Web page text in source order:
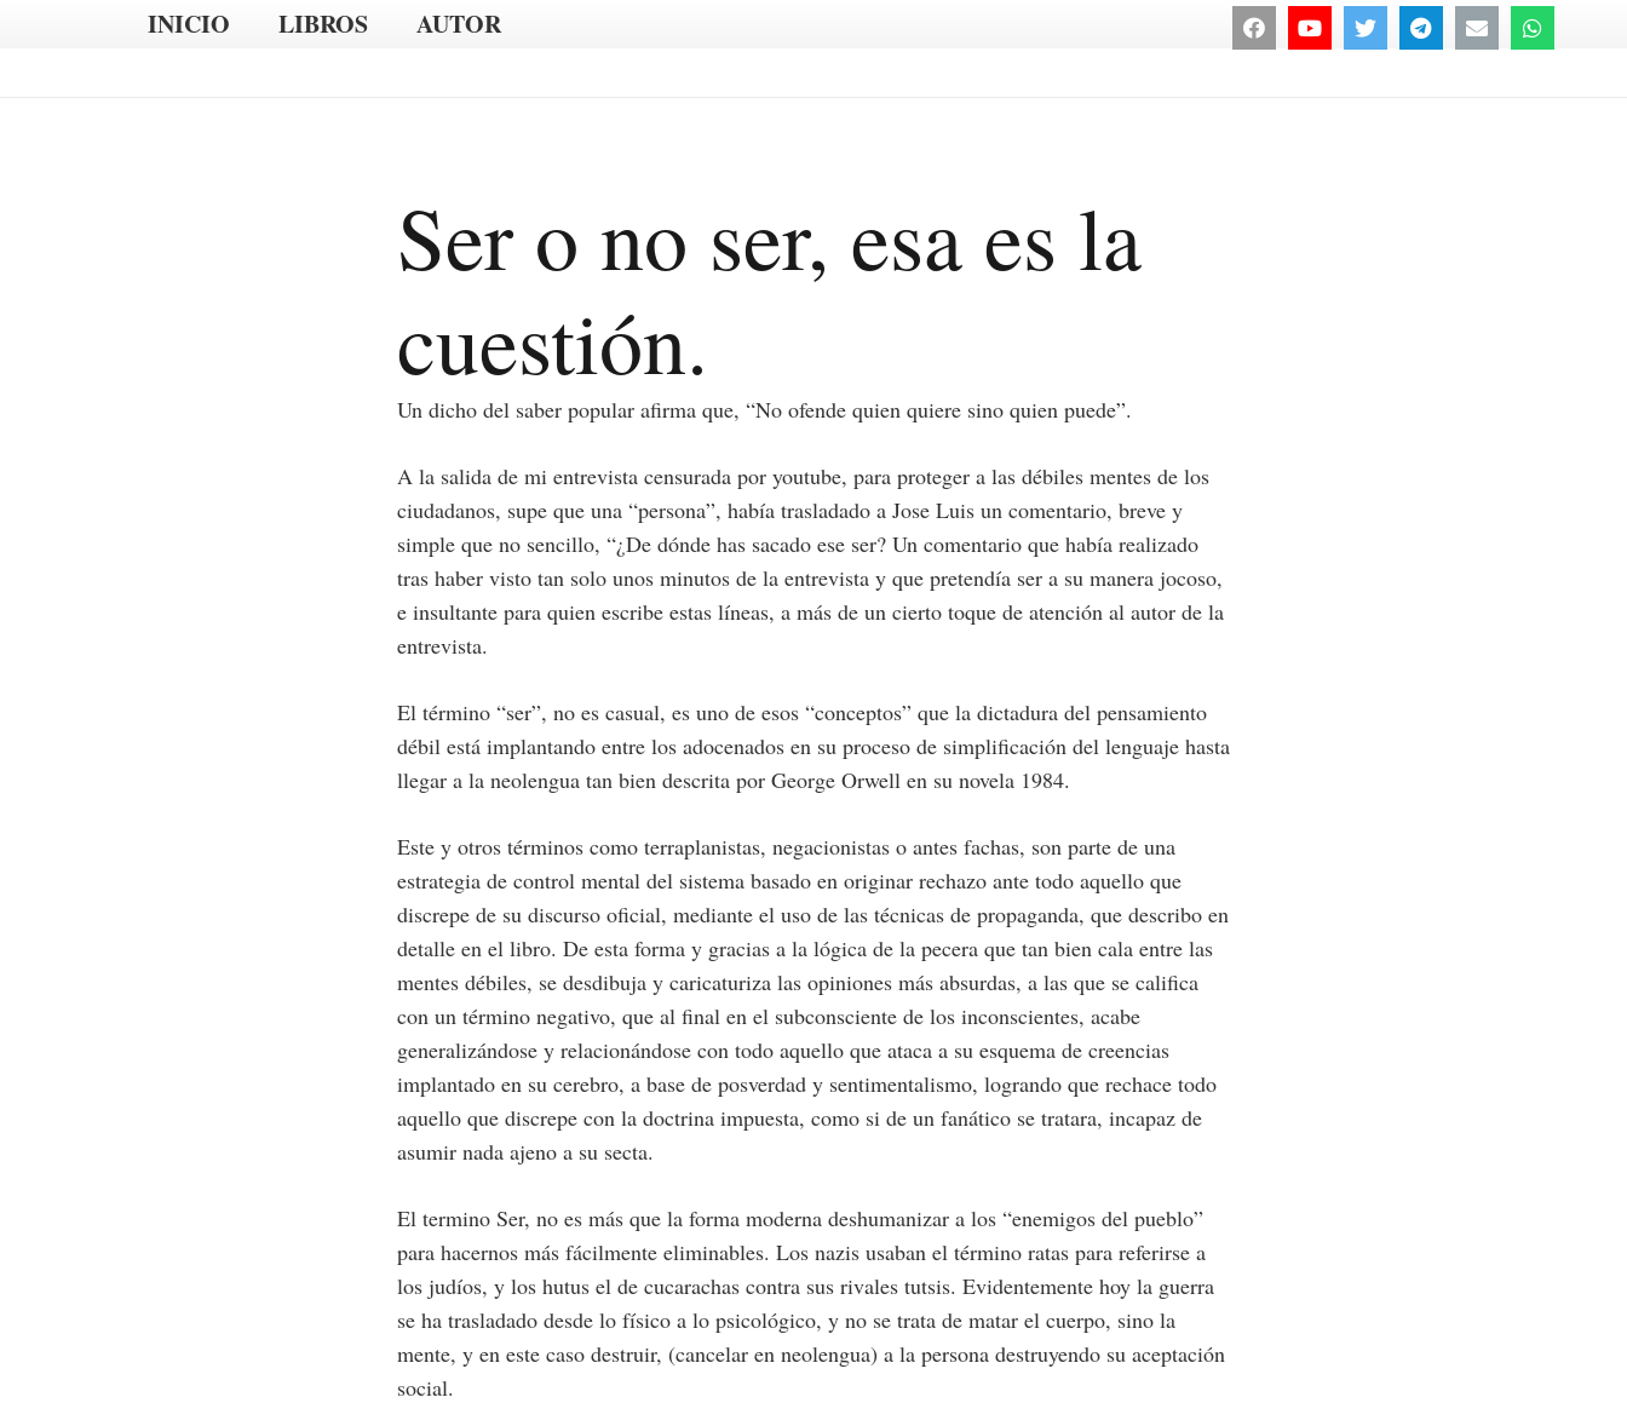
INICIO LIBROS AUTOR
Ser o no ser, esa es la
cuestión.
Un dicho del saber popular afirma que, “No ofende quien quiere sino quien puede”.
A la salida de mi entrevista censurada por youtube, para proteger a las débiles mentes de los
ciudadanos, supe que una “persona”, había trasladado a Jose Luis un comentario, breve y
simple que no sencillo, “¿De dónde has sacado ese ser? Un comentario que había realizado
tras haber visto tan solo unos minutos de la entrevista y que pretendía ser a su manera jocoso,
e insultante para quien escribe estas líneas, a más de un cierto toque de atención al autor de la
entrevista.
El término “ser”, no es casual, es uno de esos “conceptos” que la dictadura del pensamiento
débil está implantando entre los adocenados en su proceso de simplificación del lenguaje hasta
llegar a la neolengua tan bien descrita por George Orwell en su novela 1984.
Este y otros términos como terraplanistas, negacionistas o antes fachas, son parte de una
estrategia de control mental del sistema basado en originar rechazo ante todo aquello que
discrepe de su discurso oficial, mediante el uso de las técnicas de propaganda, que describo en
detalle en el libro. De esta forma y gracias a la lógica de la pecera que tan bien cala entre las
mentes débiles, se desdibuja y caricaturiza las opiniones más absurdas, a las que se califica
con un término negativo, que al final en el subconsciente de los inconscientes, acabe
generalizándose y relacionándose con todo aquello que ataca a su esquema de creencias
implantado en su cerebro, a base de posverdad y sentimentalismo, logrando que rechace todo
aquello que discrepe con la doctrina impuesta, como si de un fanático se tratara, incapaz de
asumir nada ajeno a su secta.
El termino Ser, no es más que la forma moderna deshumanizar a los “enemigos del pueblo”
para hacernos más fácilmente eliminables. Los nazis usaban el término ratas para referirse a
los judíos, y los hutus el de cucarachas contra sus rivales tutsis. Evidentemente hoy la guerra
se ha trasladado desde lo físico a lo psicológico, y no se trata de matar el cuerpo, sino la
mente, y en este caso destruir, (cancelar en neolengua) a la persona destruyendo su aceptación
social.